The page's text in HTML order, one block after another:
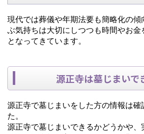
現代では葬儀や年期法要も簡略化の
ぶ気持ちは大切にしつつも時間やお
となってきています。
源正寺は墓じまいで
源正寺で墓じまいをした方の情報は確
た。
源正寺で墓じまいできるかどうかや、